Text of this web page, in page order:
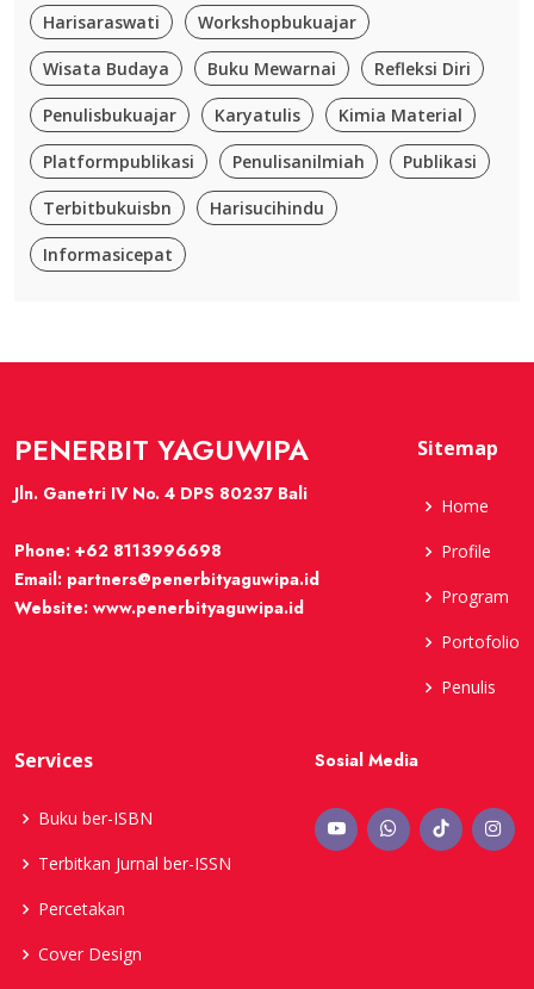
Harisaraswati Workshopbukuajar
Wisata Budaya Buku Mewarnai Refleksi Diri
Penulisbukuajar Karyatulis Kimia Material
Platformpublikasi Penulisanilmiah Publikasi
Terbitbukuisbn Harisucihindu
Informasicepat
PENERBIT YAGUWIPA
Jln. Ganetri IV No. 4 DPS 80237 Bali
Phone: +62 8113996698
Email: partners@penerbityaguwipa.id
Website: www.penerbityaguwipa.id
Sitemap
Home
Profile
Program
Portofolio
Penulis
Services
Buku ber-ISBN
Terbitkan Jurnal ber-ISSN
Percetakan
Cover Design
Sosial Media